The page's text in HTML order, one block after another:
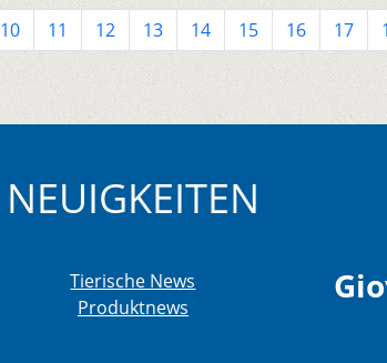
10 11 12 13 14 15 16 17
NEUIGKEITEN
Tierische News
Produktnews